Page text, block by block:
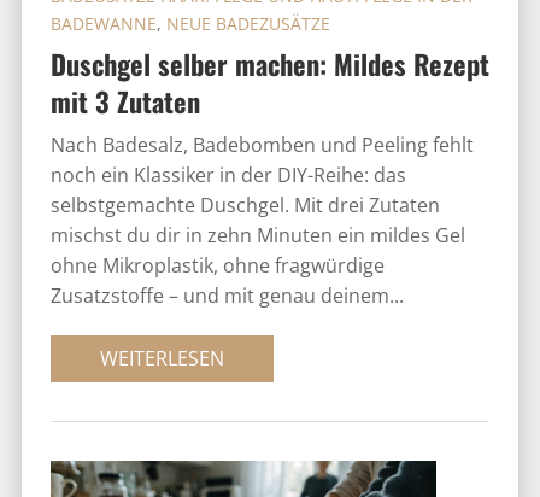
Duschgel selber machen: Mildes Rezept
mit 3 Zutaten
BADEWANNE, NEUE BADEZUSÄTZE
Nach Badesalz, Badebomben und Peeling fehlt
noch ein Klassiker in der DIY-Reihe: das
selbstgemachte Duschgel. Mit drei Zutaten
mischst du dir in zehn Minuten ein mildes Gel
ohne Mikroplastik, ohne fragwürdige
Zusatzstoffe – und mit genau deinem...
WEITERLESEN